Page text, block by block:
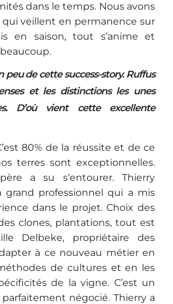
dans le temps. Nous avons
qui veillent en permanence sur
en saison, tout s’anime et
beaucoup.
peu de cette success-story. Ruffus
et les distinctions les unes
D’où vient cette excellente
80% de la réussite et de ce
terres sont exceptionnelles.
a su s’entourer. Thierry
grand professionnel qui a mis
dans le projet. Choix des
clones, plantations, tout est
Delbeke, propriétaire des
à ce nouveau métier en
de cultures et en les
de la vigne. C’est un
parfaitement négocié. Thierry a